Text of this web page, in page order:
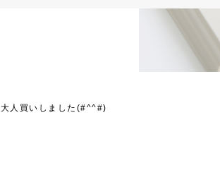
大人買いしました(#^^#)